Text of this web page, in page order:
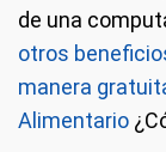
de una
otros
manera
Alimentario